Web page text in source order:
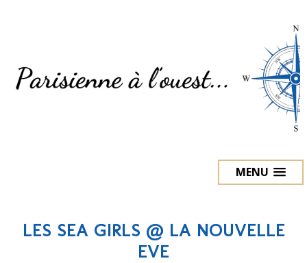
MENU
LES SEA GIRLS @ LA NOUVELLE
EVE